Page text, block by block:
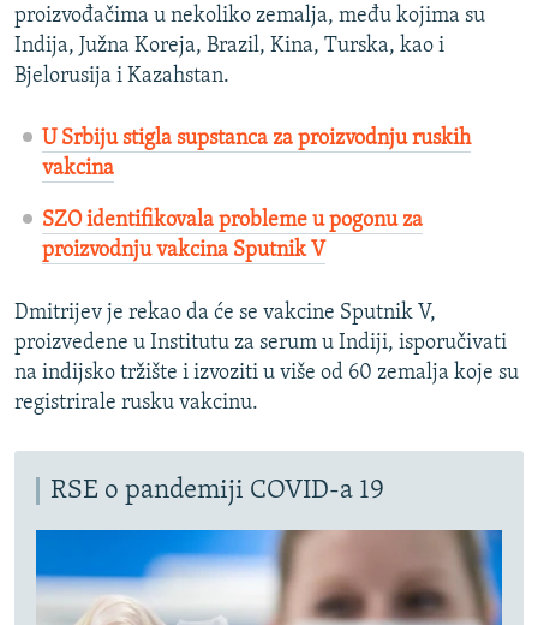
proizvođačima u nekoliko zemalja, među kojima su
Indija, Južna Koreja, Brazil, Kina, Turska, kao i
Bjelorusija i Kazahstan.
U Srbiju stigla supstanca za proizvodnju ruskih
vakcina
SZO identifikovala probleme u pogonu za
proizvodnju vakcina Sputnik V
Dmitrijev je rekao da će se vakcine Sputnik V,
proizvedene u Institutu za serum u Indiji, isporučivati
na indijsko tržište i izvoziti u više od 60 zemalja koje su
registrirale rusku vakcinu.
RSE o pandemiji COVID-a 19